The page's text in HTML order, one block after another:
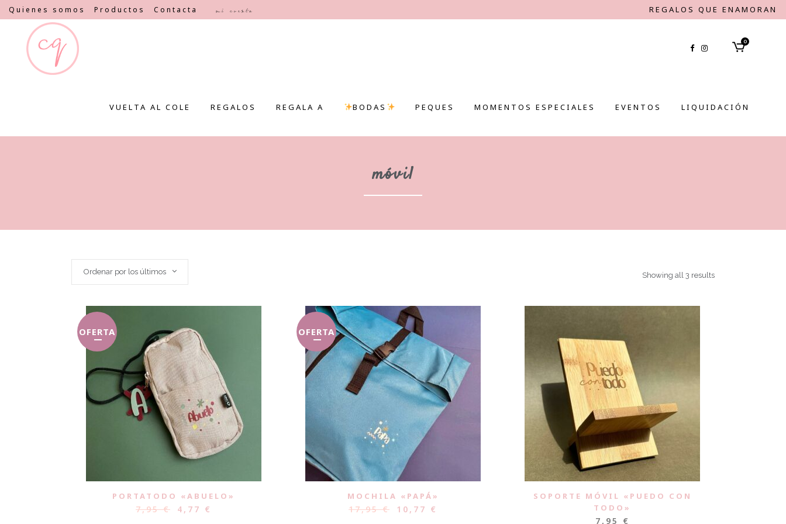
Quienes somos Productos Contacta Mi cuenta REGALOS QUE ENAMORAN
0
VUELTA AL COLE REGALOS REGALA A BODAS PEQUES MOMENTOS ESPECIALES EVENTOS LIQUIDACIÓN
móvil
Showing all 3 results
Ordenar por los últimos
OFERTA
PORTATODO «ABUELO»
7,95€ 4,77 €
OFERTA
MOCHILA «PAPÁ»
17,95€ 10,77 €
SOPORTE MÓVIL «PUEDO CON
TODO»
7,95 €